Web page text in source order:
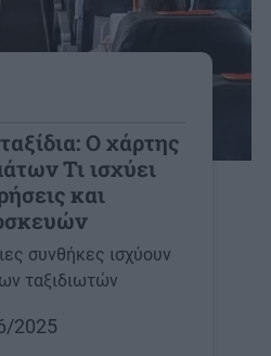
Ο χάρτης
Τι ισχύει
και
συνθήκες ισχύουν
ταξιδιωτών
2025